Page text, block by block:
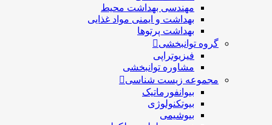
مهندسی بهداشت محيط
بهداشت و ایمنی مواد غذایی
بهداشت پرتوها
گروه توانبخشی
فیزیوتراپی
مشاوره توانبخشی
مجموعه زیست شناسی
بیوانفورماتیک
بیوتکنولوژی
بیوشیمی